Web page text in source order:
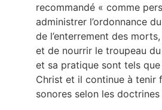
recommandé « comme
administrer l’ordonnance
de l’enterrement des morts,
et de nourrir le troupeau
et sa pratique sont tels que
Christ et il continue à tenir
sonores selon les